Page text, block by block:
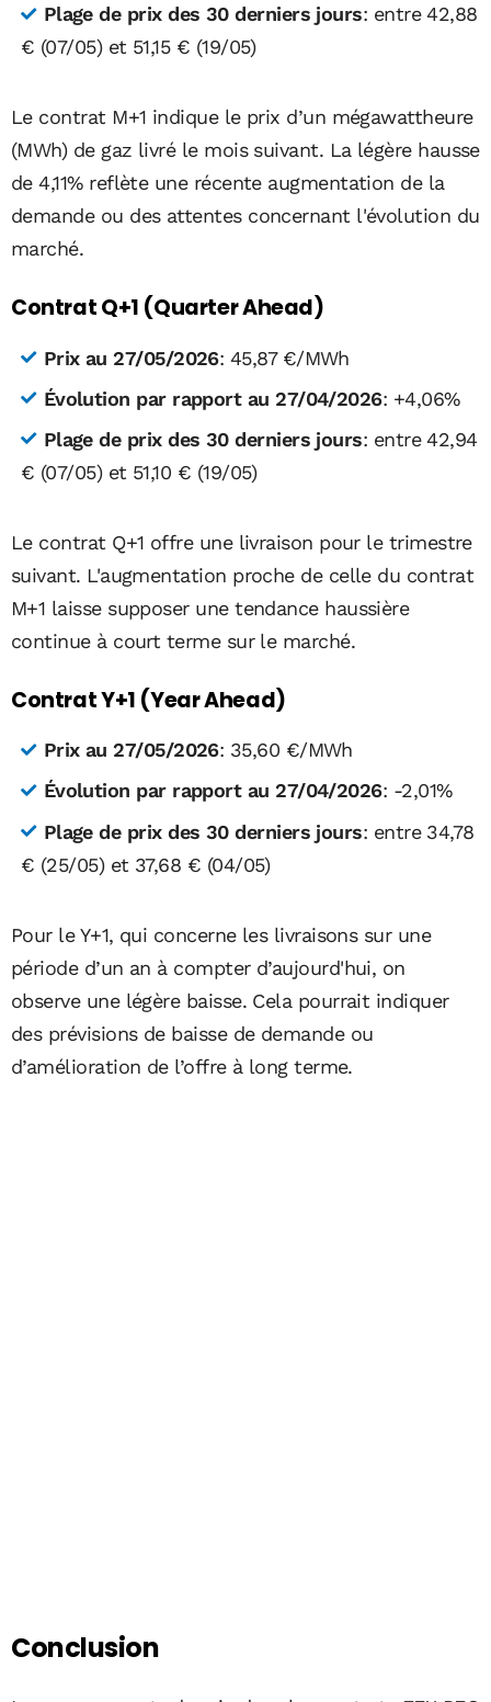
Plage de prix des 30 derniers jours: entre 42,88
€ (07/05) et 51,15 € (19/05)
Le contrat M+1 indique le prix d’un mégawattheure
(MWh) de gaz livré le mois suivant. La légère hausse
de 4,11% reflète une récente augmentation de la
demande ou des attentes concernant l'évolution du
marché.
Contrat Q+1 (Quarter Ahead)
Prix au 27/05/2026: 45,87 €/MWh
Évolution par rapport au 27/04/2026: +4,06%
Plage de prix des 30 derniers jours: entre 42,94
€ (07/05) et 51,10 € (19/05)
Le contrat Q+1 offre une livraison pour le trimestre
suivant. L'augmentation proche de celle du contrat
M+1 laisse supposer une tendance haussière
continue à court terme sur le marché.
Contrat Y+1 (Year Ahead)
Prix au 27/05/2026: 35,60 €/MWh
Évolution par rapport au 27/04/2026: -2,01%
Plage de prix des 30 derniers jours: entre 34,78
€ (25/05) et 37,68 € (04/05)
Pour le Y+1, qui concerne les livraisons sur une
période d’un an à compter d’aujourd'hui, on
observe une légère baisse. Cela pourrait indiquer
des prévisions de baisse de demande ou
d’amélioration de l’offre à long terme.
Conclusion